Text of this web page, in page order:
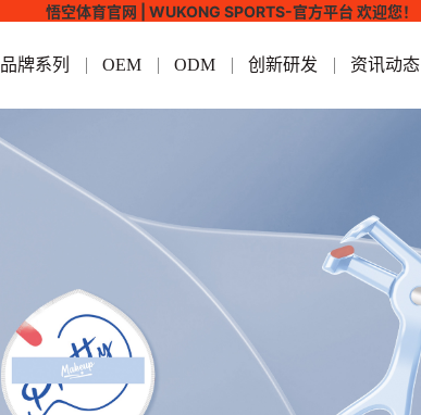
悟空体育官网 | WUKONG SPORTS-官方平台 欢迎您！
品牌系列 OEM ODM 创新研发 资讯动态